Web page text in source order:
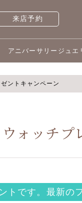
来店予約
アニバーサリージュエ
ントキャンペーン
ォッチ
トです。 最新の